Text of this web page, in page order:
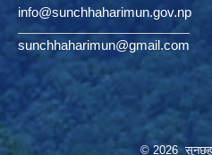
info@sunchhaharimun.gov.np
sunchhaharimun@gmail.com
© 2026